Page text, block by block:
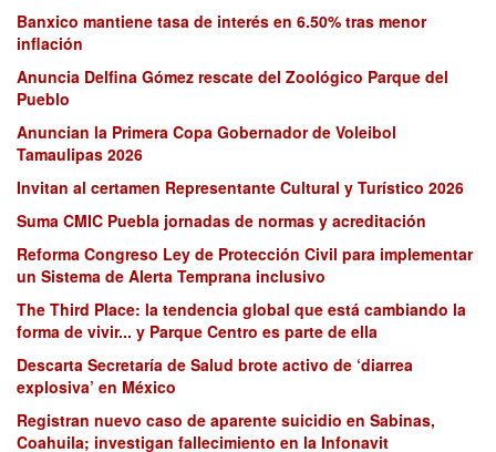
Banxico mantiene tasa de interés en 6.50% tras menor
inflación
Anuncia Delfina Gómez rescate del Zoológico Parque del
Pueblo
Anuncian la Primera Copa Gobernador de Voleibol
Tamaulipas 2026
Invitan al certamen Representante Cultural y Turístico 2026
Suma CMIC Puebla jornadas de normas y acreditación
Reforma Congreso Ley de Protección Civil para implementar
un Sistema de Alerta Temprana inclusivo
The Third Place: la tendencia global que está cambiando la
forma de vivir... y Parque Centro es parte de ella
Descarta Secretaría de Salud brote activo de ‘diarrea
explosiva’ en México
Registran nuevo caso de aparente suicidio en Sabinas,
Coahuila; investigan fallecimiento en la Infonavit